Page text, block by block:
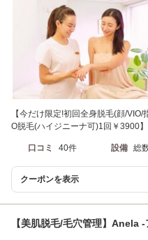
【今だけ限定!初回全身脱毛(顔/
O脱毛(ハイジニーナ可)1回￥3900】
口コミ 40件 設備 総
クーポンを表示
【美肌脱毛/毛穴管理】Anela